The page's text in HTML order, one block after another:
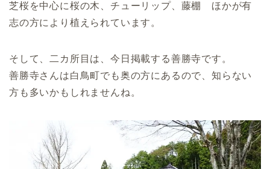
芝桜を中心に桜の木、チューリップ、藤棚 ほかが有
志の方により植えられています。
そして、二カ所目は、今日掲載する善勝寺です。
善勝寺さんは白鳥町でも奥の方にあるので、知らない
方も多いかもしれませんね。